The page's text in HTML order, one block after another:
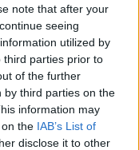
note that after your
seeing
utilized by
third parties prior to
of the further
by third parties on the
information may
the IAB’s List of
disclose it to other
I pritom nije
se da nije imala
do te mjere da
a zlostavljala je
nju. Tenantovi
zaključavaju u